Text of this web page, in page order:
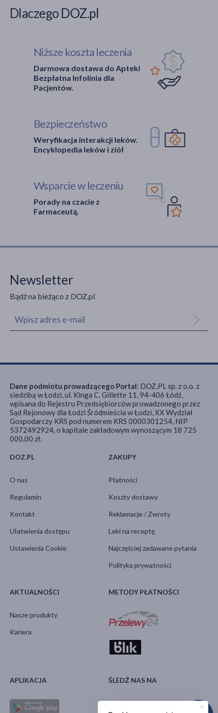
Dlaczego DOZ.pl
Niższe koszta leczenia
Darmowa dostawa do Apteki
Bezpłatna Infolinia dla
Pacjentów.
Bezpieczeństwo
Weryfikacja interakcji leków.
Encyklopedia leków i ziół
Wsparcie w leczeniu
Porady na czacie z
Farmaceutą.
Newsletter
Bądź na bieżąco z DOZ.pl
DOZ.PL
O nas
Regulamin
Kontakt
Ułatwienia dostępu
Ustawienia Cookie
ZAKUPY
Płatności
Koszty dostawy
Reklamacje / Zwroty
Leki na receptę
Najczęściej zadawane pytania
Polityka prywatności
AKTUALNOŚCI
Nasze produkty
Kariera
METODY PŁATNOŚCI
APLIKACJA ŚLEDŹ NAS NA
Dane podmiotu prowadzącego Portal: DOZ.PL sp. z o.o. z
siedzibą w Łodzi, ul. Kinga C. Gillette 11, 94-406 Łódź,
wpisana do Rejestru Przedsiębiorców prowadzonego przez
Sąd Rejonowy dla Łodzi Śródmieścia w Łodzi, XX Wydział
Gospodarczy KRS pod numerem KRS 0000301254, NIP
5372492924, o kapitale zakładowym wynoszącym 18 725
000,00 zł.